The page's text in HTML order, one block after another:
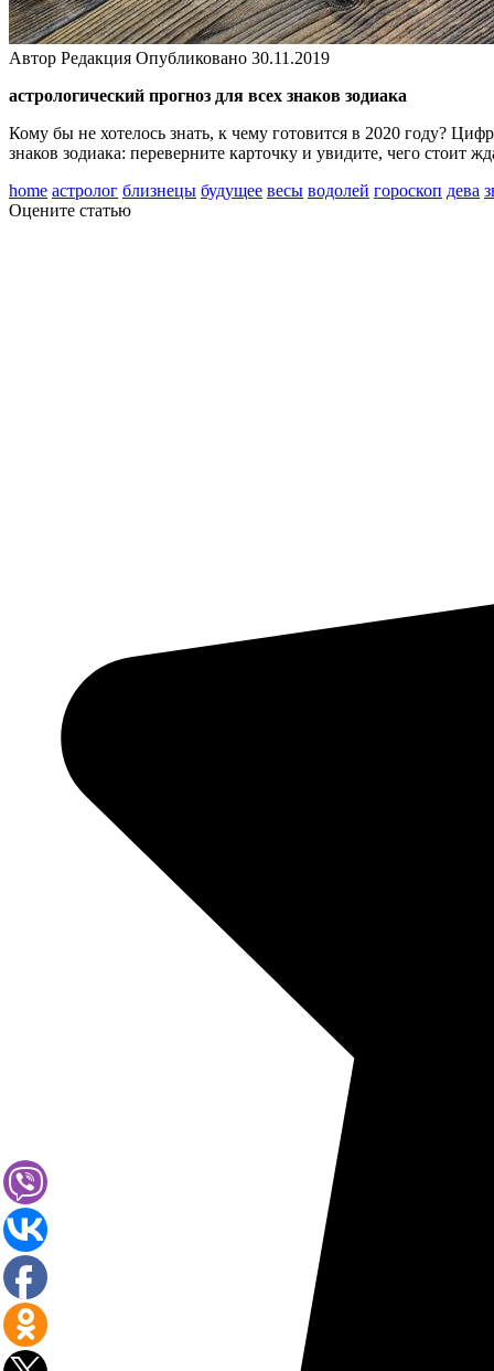
Автор Редакция Опубликовано 30.11.2019
астрологический прогноз для всех знаков зодиака
Кому бы не хотелось знать, к чему готовится в 2020 году?
знаков зодиака: переверните карточку и увидите, чего
home астролог близнецы будущее весы водолей гороскоп дева
Оцените статью